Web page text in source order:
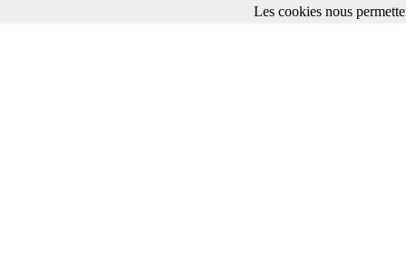
Les cookies nous